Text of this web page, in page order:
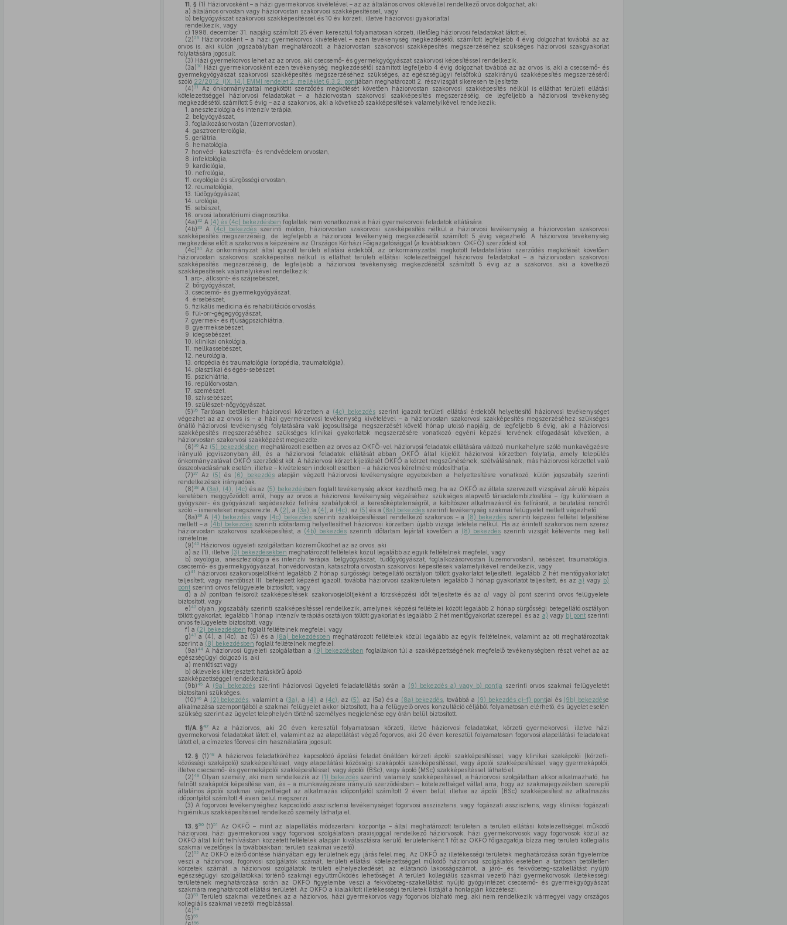
11. § (1) Háziorvosként – a házi gyermekorvos kivételével – az az általános orvosi oklevéllel rendelkező orvos dolgozhat, aki
a) általános orvostan vagy háziorvostan szakorvosi szakképesítéssel, vagy
b) belgyógyászat szakorvosi szakképesítéssel és 10 év körzeti, illetve háziorvosi gyakorlattal
rendelkezik, vagy
c) 1998. december 31. napjáig számított 25 éven keresztül folyamatosan körzeti, illetőleg háziorvosi feladatokat látott el.
(2) 29Háziorvosként – a házi gyermekorvos kivételével – ezen tevékenység megkezdésétől számított legfeljebb 4 évig dolgozhat továbbá az az
orvos is, aki külön jogszabályban meghatározott, a háziorvostan szakorvosi szakképesítés megszerzéséhez szükséges háziorvosi szakgyakorlat
folytatására jogosult.
(3) Házi gyermekorvos lehet az az orvos, aki csecsemő- és gyermekgyógyászat szakorvosi képesítéssel rendelkezik.
(3a) 30Házi gyermekorvosként ezen tevékenység megkezdésétől számított legfeljebb 4 évig dolgozhat továbbá az az orvos is, aki a csecsemő- és
gyermekgyógyászat szakorvosi szakképesítés megszerzéséhez szükséges, az egészségügyi felsőfokú szakirányú szakképesítés megszerzéséről
szóló 22/2012. (IX. 14.) EMMI rendelet 2. melléklet 6.3.2. pontjában meghatározott 2. részvizsgát sikeresen teljesítette.
(4) 31
Az önkormányzattal megkötött szerződés megkötését követően háziorvostan szakorvosi szakképesítés nélkül is elláthat területi ellátási
kötelezettséggel háziorvosi feladatokat – a háziorvostan szakorvosi szakképesítés megszerzéséig, de legfeljebb a háziorvosi tevékenység
megkezdésétől számított 5 évig – az a szakorvos, aki a következő szakképesítések valamelyikével rendelkezik:
1. aneszteziológia és intenzív terápia,
2.
belgyógyászat,
3. foglalkozásorvostan (üzemorvostan),
4. gasztroenterológia,
5. geriátria,
6.
hematológia,
7. honvéd-, katasztrófa- és rendvédelem orvostan,
8.
infektológia,
9.
kardiológia,
10.
nefrológia,
11. oxyológia és sürgősségi orvostan,
12.
reumatológia,
13. tüdőgyógyászat,
14.
urológia,
15.
sebészet,
16. orvosi laboratóriumi diagnosztika.
(4a) 32 A (4) és (4c) bekezdésben foglaltak nem vonatkoznak a házi gyermekorvosi feladatok ellátására.
(4b) 33A (4c) bekezdésszerinti módon, háziorvostan szakorvosi szakképesítés nélkül a háziorvosi tevékenység a háziorvostan szakorvosi
szakképesítés megszerzéséig, de legfeljebb a háziorvosi tevékenység megkezdésétől számított 5 évig végezhető. A háziorvosi tevékenység
megkezdése előtt a szakorvos a képzésére az Országos Kórházi Főigazgatósággal (a továbbiakban: OKFŐ) szerződést köt.
(4c) 34Az önkormányzat által igazolt területi ellátási érdekből, az önkormányzattal megkötött feladatellátási szerződés megkötését követően
háziorvostan szakorvosi szakképesítés nélkül is elláthat területi ellátási kötelezettséggel háziorvosi feladatokat – a háziorvostan szakorvosi
szakképesítés megszerzéséig, de legfeljebb a háziorvosi tevékenység megkezdésétől számított 5 évig az a szakorvos, aki a következő
szakképesítések valamelyikével rendelkezik:
1. arc-, állcsont- és szájsebészet,
2.
bőrgyógyászat,
3. csecsemő- és gyermekgyógyászat,
4. érsebészet,
5. fizikális medicina és rehabilitációs orvoslás,
6. fül-orr-gégegyógyászat,
7. gyermek- és ifjúságpszichiátria,
8. gyermeksebészet,
9.
idegsebészet,
10.
klinikai onkológia,
11.
mellkassebészet,
12.
neurológia,
13. ortopédia és traumatológia (ortopédia, traumatológia),
14.
plasztikai és égés-sebészet,
15.
pszichiátria,
16.
repülőorvostan,
17. szemészet,
18.
szívsebészet,
19.
szülészet-nőgyógyászat.
(5) 35Tartósan betöltetlen háziorvosi körzetben a (4c) bekezdésszerint igazolt területi ellátási érdekből helyettesítő háziorvosi tevékenységet
végezhet az az orvos is – a házi gyermekorvosi tevékenység kivételével – a háziorvostan szakorvosi szakképesítés megszerzéséhez szükséges
önálló háziorvosi tevékenység folytatására való jogosultsága megszerzését követő hónap utolsó napjáig, de legfeljebb 6 évig, aki a háziorvosi
szakképesítés megszerzéséhez szükséges klinikai gyakorlatok megszerzésére vonatkozó egyéni képzési tervének elfogadását követően, a
háziorvostan szakorvosi szakképzést megkezdte.
(6) 36Az (5) bekezdésben meghatározott esetben az orvos az OKFŐ-vel háziorvosi feladatok ellátására változó munkahelyre szóló munkavégzésre
irányuló jogviszonyban áll, és a háziorvosi feladatok ellátását abban OKFŐ által kijelölt háziorvosi körzetben folytatja, amely település
önkormányzatával OKFŐ szerződést köt. A háziorvosi körzet kijelölését OKFŐ a körzet megszűnésének, szétválásának, más háziorvosi körzettel való
összeolvadásának esetén, illetve – kivételesen indokolt esetben – a háziorvos kérelmére módosíthatja.
(7) 37Az (5) és (6) bekezdésalapján végzett háziorvosi tevékenységre egyebekben a helyettesítésre vonatkozó, külön jogszabály szerinti
rendelkezések irányadóak.
(8) 38A (3a) (4) (4c) és az (5) bekezdésben foglalt tevékenység akkor kezdhető meg, ha az OKFŐ az általa szervezett vizsgával záruló képzés
keretében meggyőződött arról, hogy az orvos a háziorvosi tevékenység végzéséhez szükséges alapvető társadalombiztosítási – így különösen a
gyógyszer- és gyógyászati segédeszköz felírási szabályokról, a keresőképtelenségről, a kábítószer alkalmazásról és felírásról, a beutalási rendről
szóló – ismereteket megszerezte. A (2) , a (3a) , a (4) , a (4c) , az (5) és a (8a) bekezdésszerinti tevékenység szakmai felügyelet mellett végezhető.
(8a) 39A (4) bekezdés vagy (4c) bekezdésszerinti szakképesítéssel rendelkező szakorvos – a (8) bekezdés szerinti képzési feltétel teljesítése
mellett – a (4b) bekezdés szerinti időtartamig helyettesíthet háziorvosi körzetben újabb vizsga letétele nélkül. Ha az érintett szakorvos nem szerez
háziorvostan szakorvosi szakképesítést, a (4b) bekezdésszerinti időtartam lejártát követően a (8) bekezdés szerinti vizsgát kétévente meg kell
ismételnie.
(9)40Háziorvosi ügyeleti szolgálatban közreműködhet az az orvos, aki
a) az (1), illetve (3) bekezdésekben meghatározott feltételek közül legalább az egyik feltételnek megfelel, vagy
b) oxyológia, aneszteziológia és intenzív terápia, belgyógyászat, tüdőgyógyászat, foglalkozásorvostan (üzemorvostan), sebészet, traumatológia,
csecsemő- és gyermekgyógyászat, honvédorvostan, katasztrófa orvostan szakorvosi képesítések valamelyikével rendelkezik, vagy
c)41
háziorvosi szakorvosjelöltként legalább 2 hónap sürgősségi betegellátó osztályon töltött gyakorlatot teljesített, legalább 2 hét mentőgyakorlatot
teljesített, vagy mentőtiszt III. befejezett képzést igazolt, továbbá háziorvosi szakterületen legalább 3 hónap gyakorlatot teljesített, és az a) vagy b)
pontszerinti orvos felügyelete biztosított, vagy
d) ab) pontban felsorolt szakképesítések szakorvosjelöltjeként a törzsképzési időt teljesítette és aza) vagy b) pont szerinti orvos felügyelete
biztosított, vagy
e)42 olyan, jogszabály szerinti szakképesítéssel rendelkezik, amelynek képzési feltételei között legalább 2 hónap sürgősségi betegellátó osztályon
töltött gyakorlat, legalább 1 hónap intenzív terápiás osztályon töltött gyakorlat és legalább 2 hét mentőgyakorlat szerepel, és az a) vagy b) pont szerinti
orvos felügyelete biztosított, vagy
f) a (2) bekezdésben foglalt feltételnek megfelel, vagy
g)43a (4), a (4c), az (5) és a (8a) bekezdésben meghatározott feltételek közül legalább az egyik feltételnek, valamint az ott meghatározottak
szerint a (8) bekezdésben foglalt feltételnek megfelel.
(9a)44A háziorvosi ügyeleti szolgálatban a (9) bekezdésben foglaltakon túl a szakképzettségének megfelelő tevékenységben részt vehet az az
egészségügyi dolgozó is, aki
a) mentőtiszt vagy
b) okleveles kiterjesztett hatáskörű ápoló
szakképzettséggel rendelkezik.
(9b)45A (9a) bekezdésszerinti háziorvosi ügyeleti feladatellátás során a (9) bekezdés a) vagy b) pontja szerinti orvos szakmai felügyeletét
biztosítani szükséges.
(10)46A (2) bekezdés , valamint a (3a) , a (4) , a (4c) , az (5) , az (5a) és a (8a) bekezdés , továbbá a (9) bekezdés c)–f) pontjai és (9b) bekezdése
alkalmazása szempontjából a szakmai felügyelet akkor biztosított, ha a felügyelő orvos konzultáció céljából folyamatosan elérhető, és ügyelet esetén
szükség szerint az ügyelet telephelyén történő személyes megjelenése egy órán belül biztosított.
11/A. §47
Az a háziorvos, aki 20 éven keresztül folyamatosan körzeti, illetve háziorvosi feladatokat, körzeti gyermekorvosi, illetve házi
gyermekorvosi feladatokat látott el, valamint az az alapellátást végző fogorvos, aki 20 éven keresztül folyamatosan fogorvosi alapellátási feladatokat
látott el, a címzetes főorvosi cím használatára jogosult.
12. § (1)48A háziorvos feladatköréhez kapcsolódó ápolási feladat önállóan körzeti ápolói szakképesítéssel, vagy klinikai szakápolói (körzeti-
közösségi szakápoló) szakképesítéssel, vagy alapellátási közösségi szakápolói szakképesítéssel, vagy ápolói szakképesítéssel, vagy gyermekápolói,
illetve csecsemő- és gyermekápolói szakképesítéssel, vagy ápolói (BSc), vagy ápoló (MSc) szakképesítéssel látható el.
(2)49Olyan személy, aki nem rendelkezik az (1) bekezdésszerinti valamely szakképesítéssel, a háziorvosi szolgálatban akkor alkalmazható, ha
felnőtt szakápolói képesítése van, és – a munkavégzésre irányuló szerződésben – kötelezettséget vállal arra, hogy az szakmajegyzékben szereplő
általános ápolói szakmai végzettséget az alkalmazás időpontjától számított 2 éven belül, illetve az ápolói (BSc) szakképesítést az alkalmazás
időpontjától számított 4 éven belül megszerzi.
(3) A fogorvosi tevékenységhez kapcsolódó asszisztensi tevékenységet fogorvosi asszisztens, vagy fogászati asszisztens, vagy klinikai fogászati
higiénikus szakképesítéssel rendelkező személy láthatja el.
13. §50 (1)51
Az OKFŐ – mint az alapellátás módszertani központja – által meghatározott területen a területi ellátási kötelezettséggel működő
háziorvosi, házi gyermekorvosi vagy fogorvosi szolgálatban praxisjoggal rendelkező háziorvosok, házi gyermekorvosok vagy fogorvosok közül az
OKFŐ által kiírt felhívásban közzétett feltételek alapján kiválasztásra kerülő, területenként 1 főt az OKFŐ főigazgatója bízza meg területi kollegiális
szakmai vezetőnek (a továbbiakban: területi szakmai vezető).
(2)52 Az OKFŐ eltérő döntése hiányában egy területnek egy járás felel meg. Az OKFŐ az illetékességi területek meghatározása során figyelembe
veszi a háziorvosi, fogorvosi szolgálatok számát, területi ellátási kötelezettséggel működő háziorvosi szolgálatok esetében a tartósan betöltetlen
körzetek számát, a háziorvosi szolgálatok területi elhelyezkedését, az ellátandó lakosságszámot, a járó- és fekvőbeteg-szakellátást nyújtó
egészségügyi szolgáltatókkal történő szakmai együttműködés lehetőségét. A területi kollegiális szakmai vezető házi gyermekorvosok illetékességi
területének meghatározása során az OKFŐ figyelembe veszi a fekvőbeteg-szakellátást nyújtó gyógyintézet csecsemő- és gyermekgyógyászat
szakmára meghatározott ellátási területét. Az OKFŐ a kialakított illetékességi területek listáját a honlapján közzéteszi.
(3)53Területi szakmai vezetőnek az a háziorvos, házi gyermekorvos vagy fogorvos bízható meg, aki nem rendelkezik vármegyei vagy országos
kollegiális szakmai vezetői megbízással.
(4)54
(5)55
56